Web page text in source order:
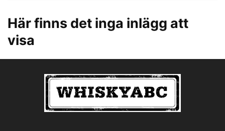
Här finns det inga inlägg att
visa